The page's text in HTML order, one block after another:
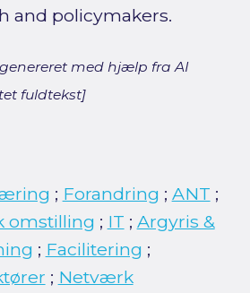
and policymakers.
med hjælp fra AI
fuldtekst]
; Forandring ; ANT ;
omstilling ; IT ; Argyris &
; Facilitering ;
; Netværk